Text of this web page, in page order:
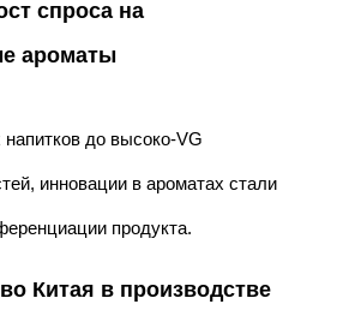
спроса на
ароматы
до высоко-VG
инновации в ароматах стали
продукта.
Китая в производстве